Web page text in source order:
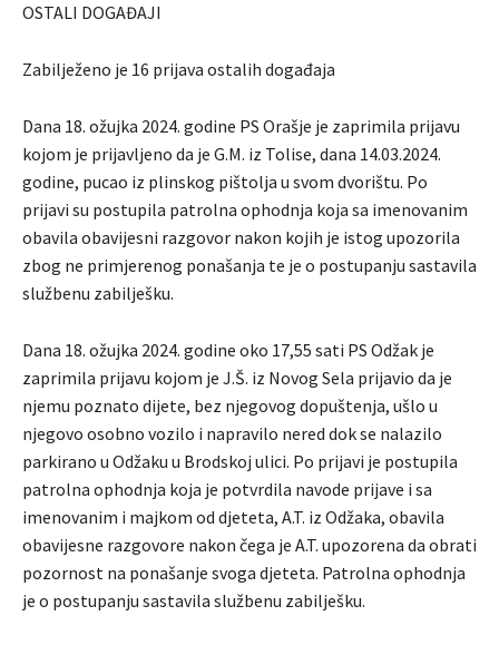
OSTALI DOGAĐAJI
Zabilježeno je 16 prijava ostalih događaja
Dana 18. ožujka 2024. godine PS Orašje je zaprimila prijavu
kojom je prijavljeno da je G.M. iz Tolise, dana 14.03.2024.
godine, pucao iz plinskog pištolja u svom dvorištu. Po
prijavi su postupila patrolna ophodnja koja sa imenovanim
obavila obavijesni razgovor nakon kojih je istog upozorila
zbog ne primjerenog ponašanja te je o postupanju sastavila
službenu zabilješku.
Dana 18. ožujka 2024. godine oko 17,55 sati PS Odžak je
zaprimila prijavu kojom je J.Š. iz Novog Sela prijavio da je
njemu poznato dijete, bez njegovog dopuštenja, ušlo u
njegovo osobno vozilo i napravilo nered dok se nalazilo
parkirano u Odžaku u Brodskoj ulici. Po prijavi je postupila
patrolna ophodnja koja je potvrdila navode prijave i sa
imenovanim i majkom od djeteta, A.T. iz Odžaka, obavila
obavijesne razgovore nakon čega je A.T. upozorena da obrati
pozornost na ponašanje svoga djeteta. Patrolna ophodnja
je o postupanju sastavila službenu zabilješku.